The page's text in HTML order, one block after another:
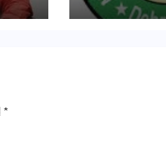
प्राधिकरण
*